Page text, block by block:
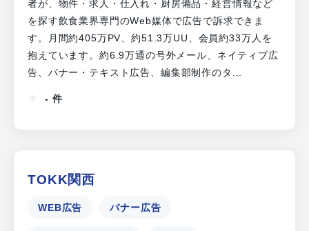
者が、物件・求人・仕入れ・厨房備品・経営情報など
を探す飲食業界専門のWeb媒体で広告で訴求できま
す。月間約405万PV、約51.3万UU、会員約33万人を
抱えています。約6.9万通の号外メール、ネイティブ広
告、バナー・テキスト広告、編集部制作のタ...
- 件
TOKK関西
WEB広告 バナー広告